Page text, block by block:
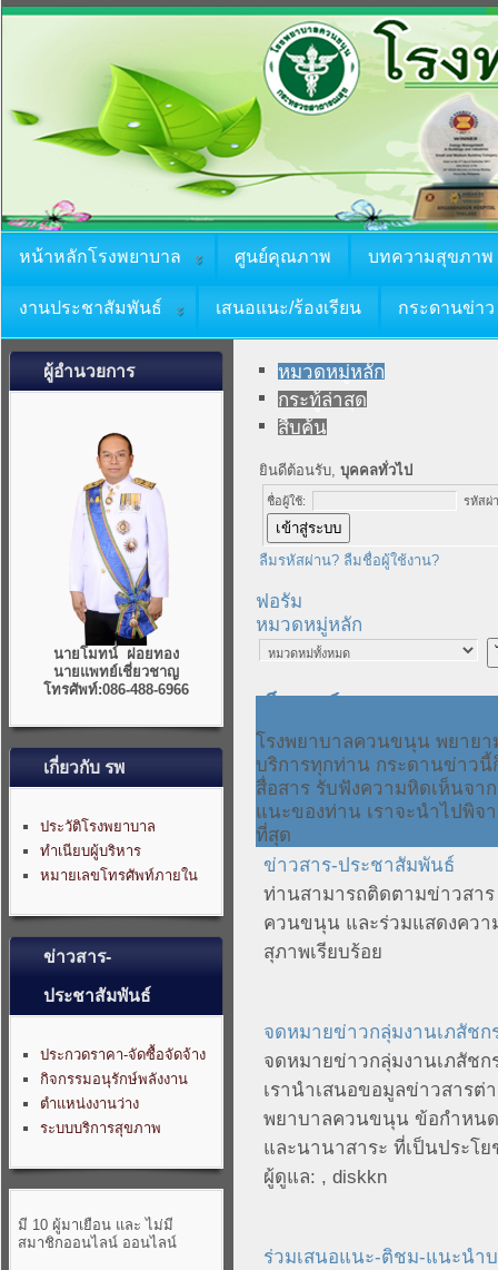
หน้าหลักโรงพยาบาล ศูนย์คุณภาพ บทความสุขภาพ
งานประชาสัมพันธ์ เสนอแนะ/ร้องเรียน กระดานข่าว
ผู้อำนวยการ
นายโมทน์ ฝอยทอง
นายแพทย์เชี่ยวชาญ
โทรศัพท์:086-488-6966
เกี่ยวกับ รพ
ประวัติโรงพยาบาล
ทำเนียบผู้บริหาร
หมายเลขโทรศัพท์ภายใน
ข่าวสาร-
ประชาสัมพันธ์
ประกวดราคา-จัดซื้อจัดจ้าง
กิจกรรมอนุรักษ์พลังงาน
ตำแหน่งงานว่าง
ระบบบริการสุขภาพ
มี 10 ผู้มาเยือน และ ไม่มี
สมาชิกออนไลน์ ออนไลน์
หมวดหมู่หลัก
กระทู้ล่าสุด
สืบค้น
ยินดีต้อนรับ,บุคคลทั่วไป
ชื่อผู้ใช้: รหัสผ่
ลืมรหัสผ่าน? ลืมชื่อผู้ใช้งาน?
ฟอรัม
หมวดหมู่หลัก
โรงพยาบาลควนขนุน พยายา
บริการทุกท่าน กระดานข่าวนี้
สื่อสาร รับฟังความหิดเห็นจา
แนะของท่าน เราจะนำไปพิจ
ที่สุด
ข่าวสาร-ประชาสัมพันธ์
ท่านสามารถติดตามข่าวสาร
ควนขนุน และร่วมแสดงควา
สุภาพเรียบร้อย
จดหมายข่าวกลุ่มงานเภสัชก
จดหมายข่าวกลุ่มงานเภสัชก
เรานำเสนอขอมูลข่าวสารต่า
พยาบาลควนขนุน ข้อกำหนด
และนานาสาระ ที่เป็นประโ
ผู้ดูแล: ,diskkn
ร่วมเสนอแนะ-ติชม-แนะนำ